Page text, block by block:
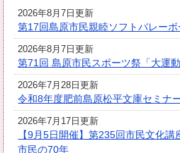
2026年8月7日更新
第17回島原市民親睦ソフトバレーボ
2026年8月7日更新
第71回 島原市民スポーツ祭「大運
2026年7月28日更新
令和8年度肥前島原松平文庫セミナ
2026年7月17日更新
【9月5日開催】第235回市民文化
市民の70年